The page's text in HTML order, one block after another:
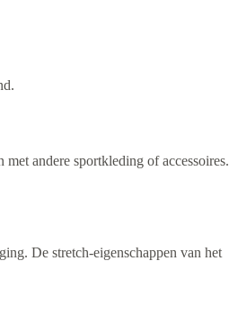
andere sportkleding of accessoires.
De stretch-eigenschappen van het